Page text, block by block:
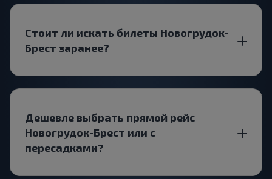
Стоит ли искать билеты Новогрудок-
Брест заранее?
Дешевле выбрать прямой рейс
Новогрудок-Брест или с
пересадками?